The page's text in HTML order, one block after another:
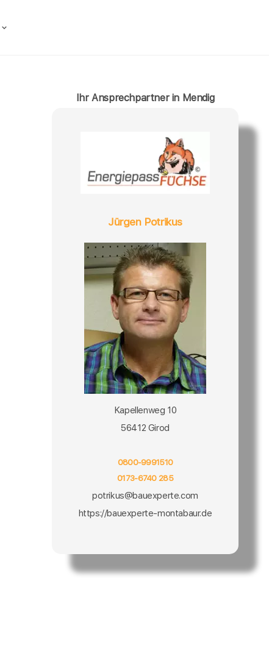
Ihr Ansprechpartner in Mendig
Jürgen Potrikus
Kapellenweg 10
56412 Girod
0800-9991510
0173-6740 285
potrikus@bauexperte.com
https://bauexperte-montabaur.de